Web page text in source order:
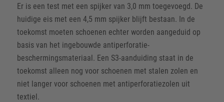
Er is een test met een spijker van 3,0 mm toegevoegd. De
huidige eis met een 4,5 mm spijker blijft bestaan. In de
toekomst moeten schoenen echter worden aangeduid op
basis van het ingebouwde antiperforatie-
beschermingsmateriaal. Een S3-aanduiding staat in de
toekomst alleen nog voor schoenen met stalen zolen en
niet langer voor schoenen met antiperforatiezolen uit
textiel.